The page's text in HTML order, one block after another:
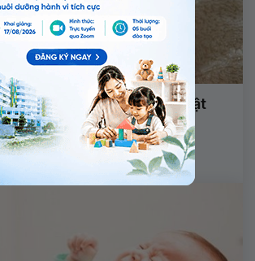
tuổi thường khóc đêm, giật
do thiếu vitamin D?